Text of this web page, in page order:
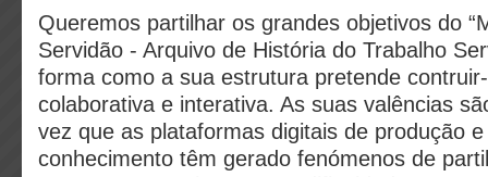
Queremos partilhar os grandes objetivos do
Servidão - Arquivo de História do Trabalho
forma como a sua estrutura pretende
colaborativa e interativa. As suas valências
vez que as plataformas digitais de produção
conhecimento têm gerado fenómenos de